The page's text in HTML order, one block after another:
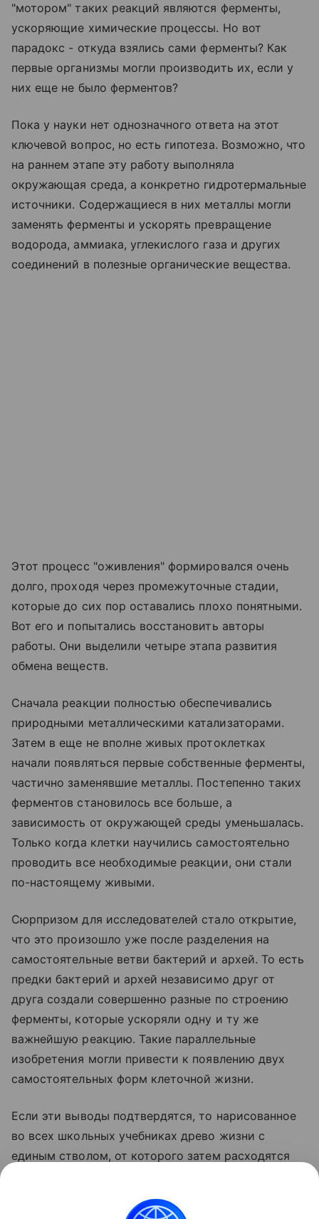
"мотором" таких реакций являются ферменты,
ускоряющие химические процессы. Но вот
парадокс - откуда взялись сами ферменты? Как
первые организмы могли производить их, если у
них еще не было ферментов?
Пока у науки нет однозначного ответа на этот
ключевой вопрос, но есть гипотеза. Возможно, что
на раннем этапе эту работу выполняла
окружающая среда, а конкретно гидротермальные
источники. Содержащиеся в них металлы могли
заменять ферменты и ускорять превращение
водорода, аммиака, углекислого газа и других
соединений в полезные органические вещества.
Этот процесс "оживления" формировался очень
долго, проходя через промежуточные стадии,
которые до сих пор оставались плохо понятными.
Вот его и попытались восстановить авторы
работы. Они выделили четыре этапа развития
обмена веществ.
Сначала реакции полностью обеспечивались
природными металлическими катализаторами.
Затем в еще не вполне живых протоклетках
начали появляться первые собственные ферменты,
частично заменявшие металлы. Постепенно таких
ферментов становилось все больше, а
зависимость от окружающей среды уменьшалась.
Только когда клетки научились самостоятельно
проводить все необходимые реакции, они стали
по-настоящему живыми.
Сюрпризом для исследователей стало открытие,
что это произошло уже после разделения на
самостоятельные ветви бактерий и архей. То есть
предки бактерий и архей независимо друг от
друга создали совершенно разные по строению
ферменты, которые ускоряли одну и ту же
важнейшую реакцию. Такие параллельные
изобретения могли привести к появлению двух
самостоятельных форм клеточной жизни.
Если эти выводы подтвердятся, то нарисованное
во всех школьных учебниках древо жизни с
единым стволом, от которого затем расходятся
заново. У нового древа будет два равноправных
ствола. Они начали расходиться еще до того, как